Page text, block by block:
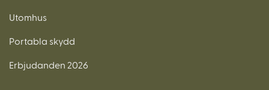
Utomhus
Portabla skydd
Erbjudanden 2026